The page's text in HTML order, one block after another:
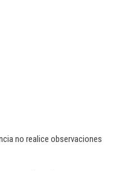
no realice observaciones